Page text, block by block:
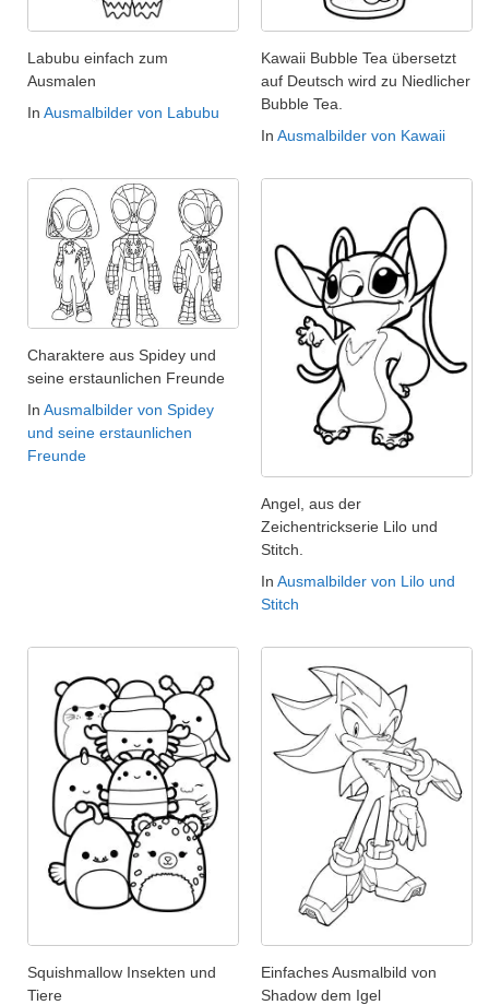
Labubu einfach zum
Ausmalen
In Ausmalbilder von Labubu
Kawaii Bubble Tea übersetzt
auf Deutsch wird zu Niedlicher
Bubble Tea.
In Ausmalbilder von Kawaii
Charaktere aus Spidey und
seine erstaunlichen Freunde
In Ausmalbilder von Spidey
und seine erstaunlichen
Freunde
Angel, aus der
Zeichentrickserie Lilo und
Stitch.
In Ausmalbilder von Lilo und
Stitch
Squishmallow Insekten und
Tiere
Einfaches Ausmalbild von
Shadow dem Igel